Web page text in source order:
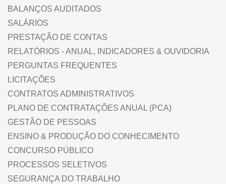
BALANÇOS AUDITADOS
SALÁRIOS
PRESTAÇÃO DE CONTAS
RELATÓRIOS - ANUAL, INDICADORES & OUVIDORIA
PERGUNTAS FREQUENTES
LICITAÇÕES
CONTRATOS ADMINISTRATIVOS
PLANO DE CONTRATAÇÕES ANUAL (PCA)
GESTÃO DE PESSOAS
ENSINO & PRODUÇÃO DO CONHECIMENTO
CONCURSO PÚBLICO
PROCESSOS SELETIVOS
SEGURANÇA DO TRABALHO